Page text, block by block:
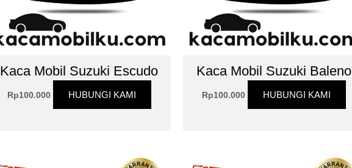
Kaca Mobil Suzuki Escudo
Rp100.000 HUBUNGI KAMI
Kaca Mobil Suzuki Baleno
Rp100.000 HUBUNGI KAMI